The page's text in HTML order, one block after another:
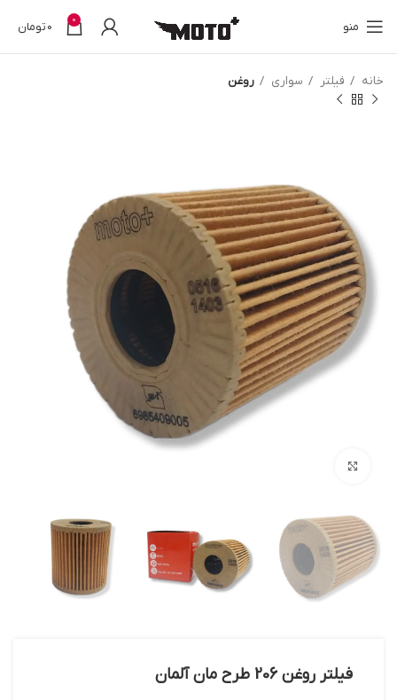
منو 0
0تومان
خانه فیلتر سواری روغن
فیلتر روغن 206 طرح مان آلمان